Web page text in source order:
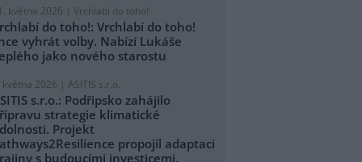
května 2026 | Vrchlabí do toho!
do toho!: Vrchlabí do toho!
vyhrát volby. Nabízí Lukáše
jako nového starostu
května 2026 | ASITIS s.r.o.
s.r.o.: Podřipsko zahájilo
strategie klimatické
Projekt
propojil adaptaci
s budoucími investicemi.